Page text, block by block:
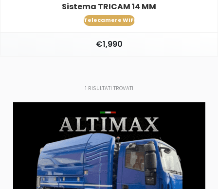
Sistema TRICAM 14 MM
Telecamere WIFi
€1,990
1 RISULTATI TROVATI